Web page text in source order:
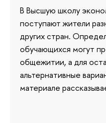
В Высшую школу
поступают жители
других стран.
обучающихся могут
общежитии, а для
альтернативные
материале